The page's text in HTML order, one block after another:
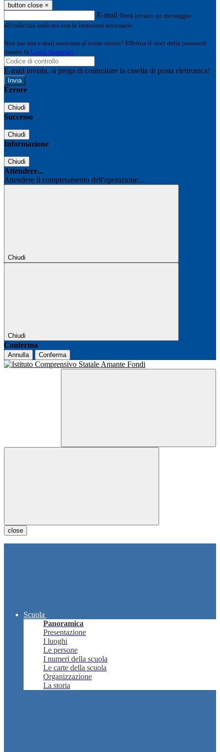
button close ×
E-mail Verrà inviato un messaggio
all'indirizzo indicato con le istruzioni necessarie.
Non hai una e-mail associata al nome utente? Effettua il reset della password
tramite la Login Spaggiari
E-mail inviata, si prega di controllare la casella di posta elettronica!
Errore
Chiudi
Successo
Chiudi
Informazione
Chiudi
Attendere...
Attendere il completamento dell'operazione...
Chiudi
Chiudi
Conferma
Annulla Conferma
close
Scuola
Panoramica
Presentazione
I luoghi
Le persone
I numeri della scuola
Le carte della scuola
Organizzazione
La storia